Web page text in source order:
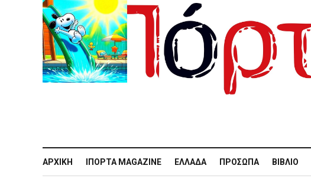
ΑΡΧΙΚΉ IΠΌΡΤΑ MAGAZINE ΕΛΛΆΔΑ ΠΡΌΣΩΠΑ ΒΙΒΛΊΟ